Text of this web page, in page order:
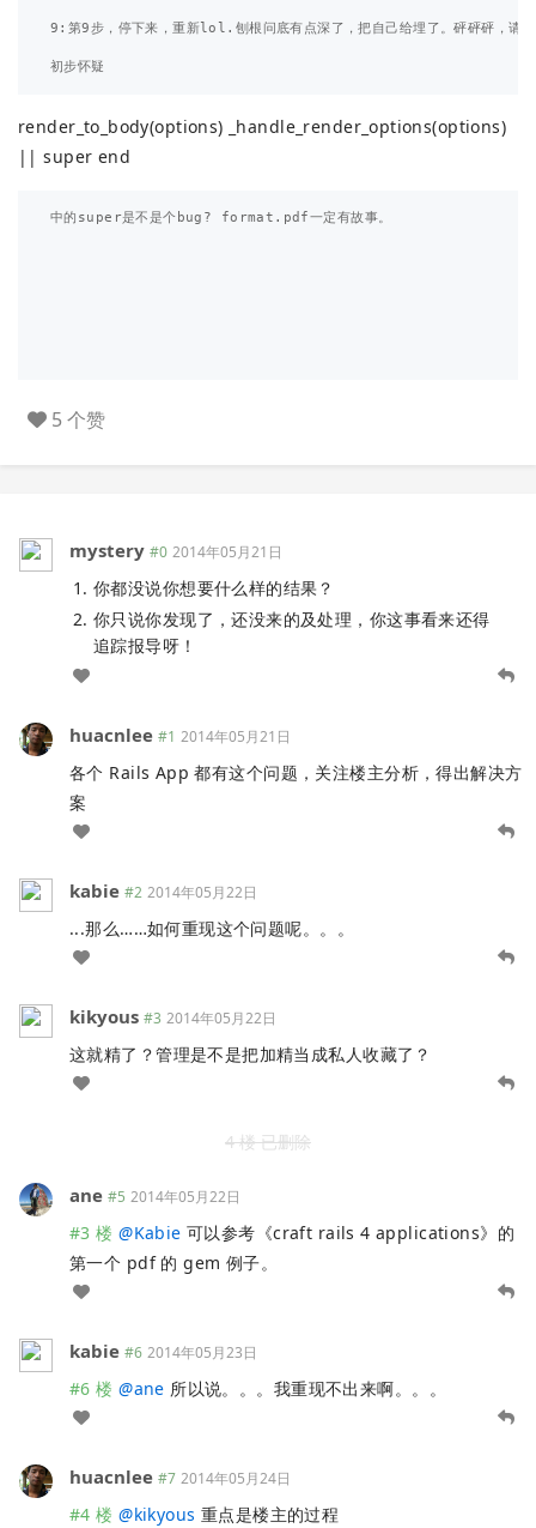
9:第9步，停下来，重新lol.刨根问底有点深了，把自己给埋了。砰砰砰，请
render_to_body(options) _handle_render_options(options)
|| super end
中的super是不是个bug? format.pdf一定有故事。
5 个赞
mystery #0 2014年05月21日
你都没说你想要什么样的结果？
你只说你发现了，还没来的及处理，你这事看来还得
追踪报导呀！
huacnlee #1 2014年05月21日
各个 Rails App 都有这个问题，关注楼主分析，得出解决方
案
kabie #2 2014年05月22日
...那么……如何重现这个问题呢。。。
kikyous #3 2014年05月22日
这就精了？管理是不是把加精当成私人收藏了？
4 楼 已删除
ane #5 2014年05月22日
#3 楼 @Kabie 可以参考《craft rails 4 applications》的
第一个 pdf 的 gem 例子。
kabie #6 2014年05月23日
#6 楼 @ane 所以说。。。我重现不出来啊。。。
huacnlee #7 2014年05月24日
#4 楼 @kikyous 重点是楼主的过程